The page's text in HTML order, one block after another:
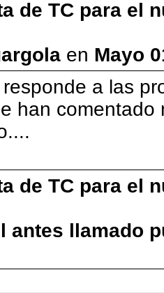
de TC para el
en Mayo
a las
han
de TC para el
antes llamado